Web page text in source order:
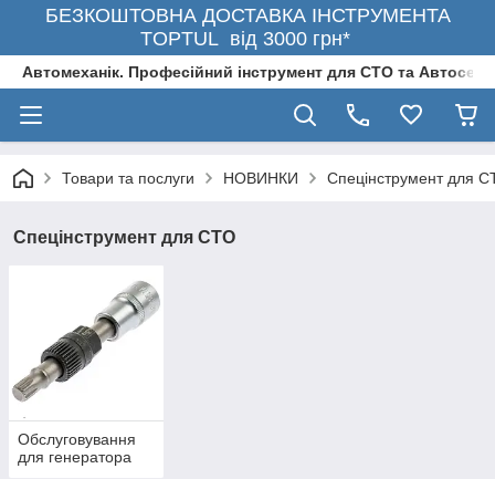
БЕЗКОШТОВНА ДОСТАВКА ІНСТРУМЕНТА
TOPTUL від 3000 грн*
Автомеханік. Професійний інструмент для СТО та
Товари та послуги НОВИНКИ Спецінструмент для
Спецінструмент для СТО
Обслуговування
для генератора